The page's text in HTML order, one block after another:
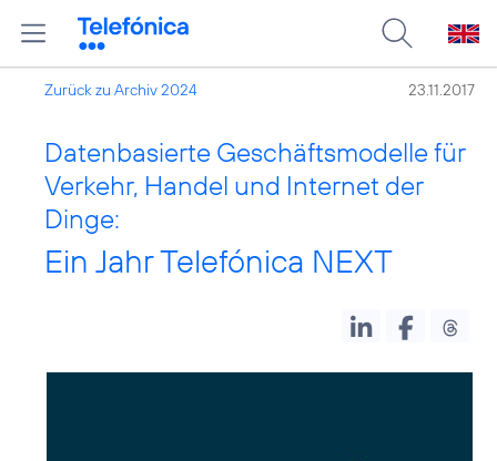
Zurück zu Archiv 2024 23.11.2017
Datenbasierte Geschäftsmodelle für
Verkehr, Handel und Internet der
Dinge:
Ein Jahr Telefónica NEXT